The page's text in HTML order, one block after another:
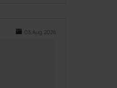
03.Aug.2026